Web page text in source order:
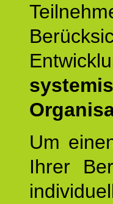
Um
Ihrer